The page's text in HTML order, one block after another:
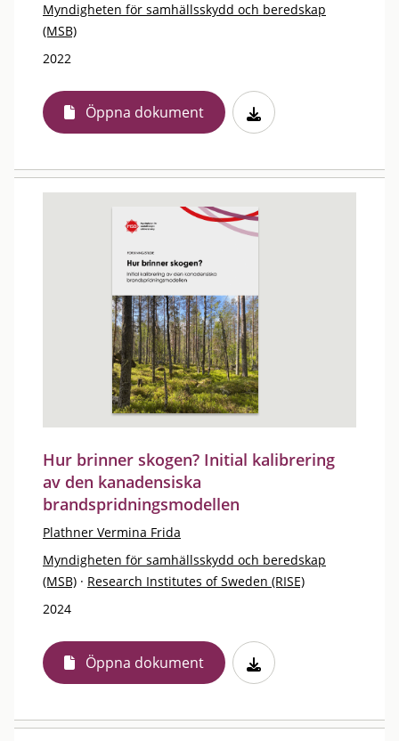
Myndigheten för samhällsskydd och beredskap
(MSB)
2022
Öppna dokument
Hur brinner skogen? Initial kalibrering
av den kanadensiska
brandspridningsmodellen
Plathner Vermina Frida
Myndigheten för samhällsskydd och beredskap
(MSB) · Research Institutes of Sweden (RISE)
2024
Öppna dokument